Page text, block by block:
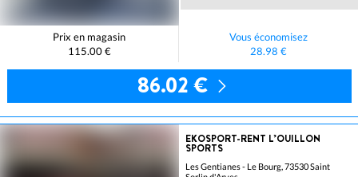
Prix en magasin
115.00 €
Vous économisez
28.98 €
86.02 €
EKOSPORT-RENT L’OUILLON
SPORTS
Les Gentianes - Le Bourg, 73530 Saint